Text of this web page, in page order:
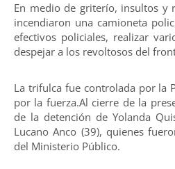
En medio de griterío, insultos y
incendiaron una camioneta
efectivos policiales, realizar
despejar a los revoltosos del
La trifulca fue controlada por la
por la fuerza.Al cierre de la
de la detención de Yolanda
Lucano Anco (39), quienes
del Ministerio Público.